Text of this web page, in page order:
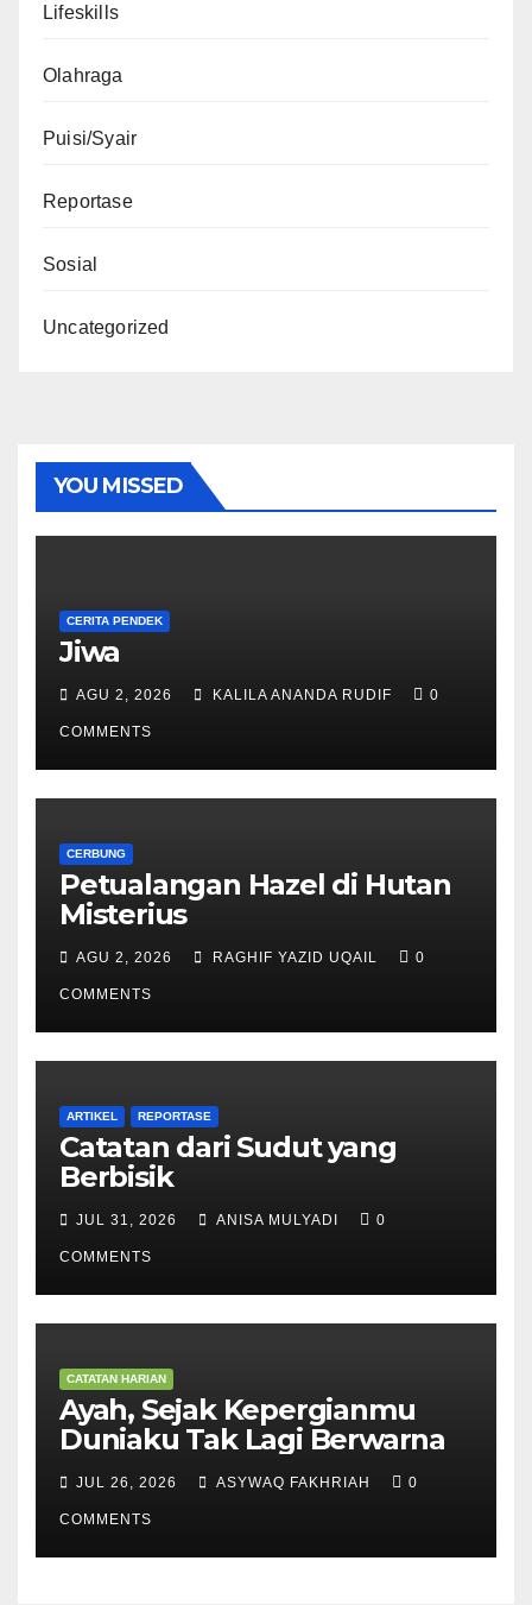
Lifeskills
Olahraga
Puisi/Syair
Reportase
Sosial
Uncategorized
YOU MISSED
CERITA PENDEK
Jiwa
AGU 2, 2026 KALILA ANANDA RUDIF 0
COMMENTS
CERBUNG
Petualangan Hazel di Hutan
Misterius
AGU 2, 2026 RAGHIF YAZID UQAIL 0
COMMENTS
ARTIKEL REPORTASE
Catatan dari Sudut yang
Berbisik
JUL 31, 2026 ANISA MULYADI 0
COMMENTS
CATATAN HARIAN
Ayah, Sejak Kepergianmu
Duniaku Tak Lagi Berwarna
JUL 26, 2026 ASYWAQ FAKHRIAH 0
COMMENTS